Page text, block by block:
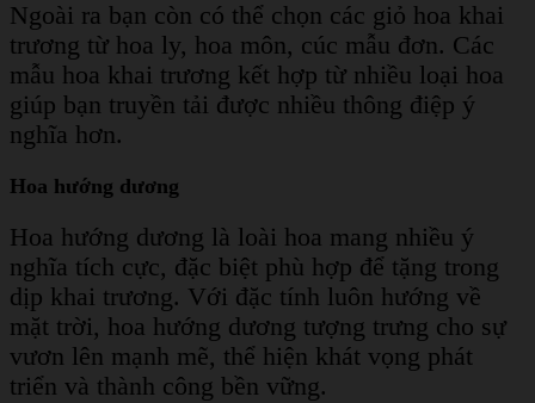
Ngoài ra bạn còn có thể chọn các giỏ hoa khai
trương từ hoa ly, hoa môn, cúc mẫu đơn. Các
mẫu hoa khai trương kết hợp từ nhiều loại hoa
giúp bạn truyền tải được nhiều thông điệp ý
nghĩa hơn.
Hoa hướng dương
Hoa hướng dương là loài hoa mang nhiều ý
nghĩa tích cực, đặc biệt phù hợp để tặng trong
dịp khai trương. Với đặc tính luôn hướng về
mặt trời, hoa hướng dương tượng trưng cho sự
vươn lên mạnh mẽ, thể hiện khát vọng phát
triển và thành công bền vững.